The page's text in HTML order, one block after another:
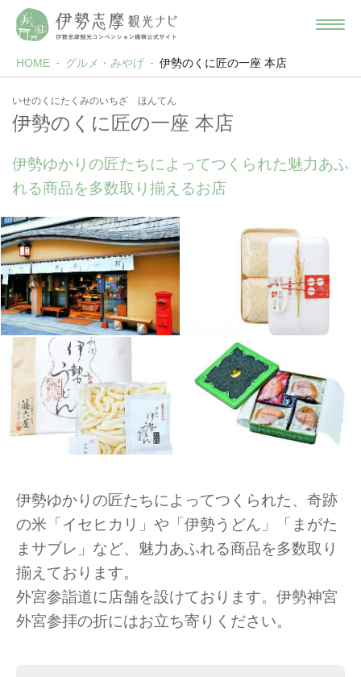
HOME グルメ・みやげ 伊勢のくに匠の一座 本店
いせのくにたくみのいちざ ほんてん
伊勢のくに匠の一座 本店
伊勢ゆかりの匠たちによってつくられた魅力あふ
れる商品を多数取り揃えるお店
伊勢ゆかりの匠たちによってつくられた、奇跡
の米「イセヒカリ」や「伊勢うどん」「まがた
まサブレ」など、魅力あふれる商品を多数取り
揃えております。
外宮参詣道に店舗を設けております。伊勢神宮
外宮参拝の折にはお立ち寄りください。